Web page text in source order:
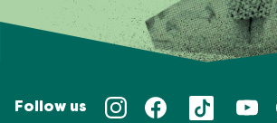
Follow us